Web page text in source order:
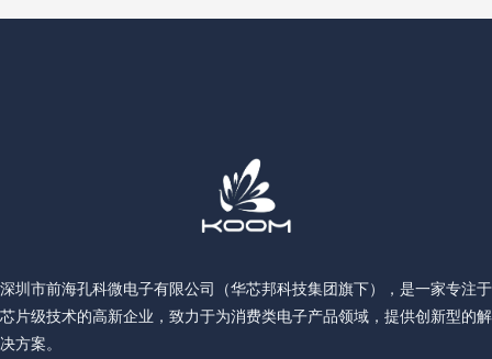
深圳市前海孔科微电子有限公司（华芯邦科技集团旗下），是一家专注于
芯片级技术的高新企业，致力于为消费类电子产品领域，提供创新型的解
决方案。